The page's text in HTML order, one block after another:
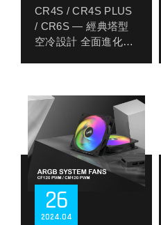
只是效能顯示，更是
一塊風格畫布。
雖然生而寧靜，LULL
仍保留風扇安裝彈
求進行氣流強化設
定，實現靜音與效能
之間的自由轉換，兼
容安靜、涼爽、美學
與高效的四大元素。
值得一提的是，LULL
為限量訂製產品，每
一組都是為真正講究
靜音、極致工藝與細
畫、照片甚至影片，
讓玩家能依照個人風
格，自由打造專屬畫
面。不僅是系統監控
台。
為滿足高階處理器日
益增加的散熱需求，
Cryo 360 配備全新強
化 高效能三相馬達幫
浦，流量穩定、靜音
表現優異，確保在高
負載狀態下依然維持
典塔型空冷設計 全
面進化
CR4S / CR4S PLUS
/ CR6S — 經典塔型
空冷設計 全面進化
CR4S、CR4S PLUS
與 CR6S。延續經典
造型美學，搭配強化
的散熱性能與安裝便
利性，為日常使用者
到進階玩家，帶來更
完善的散熱選擇。
CR4S 採用
26
04
2024